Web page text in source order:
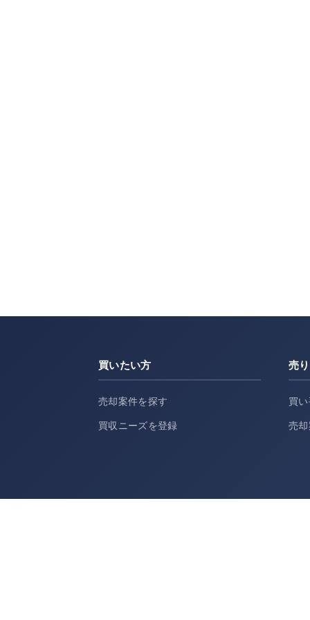
買いたい方
売却案件を探す
買収ニーズを登録
売
買
売